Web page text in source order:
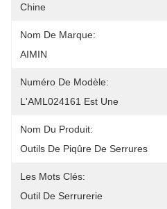
Chine
Nom De Marque:
AIMIN
Numéro De Modèle:
L'AML024161 Est Une
Nom Du Produit:
Outils De Piqûre De Serrures
Les Mots Clés:
Outil De Serrurerie